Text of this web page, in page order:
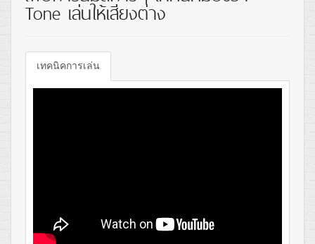
Tone เล่นให้เสียงต่าง
เทคนิคการเล่น